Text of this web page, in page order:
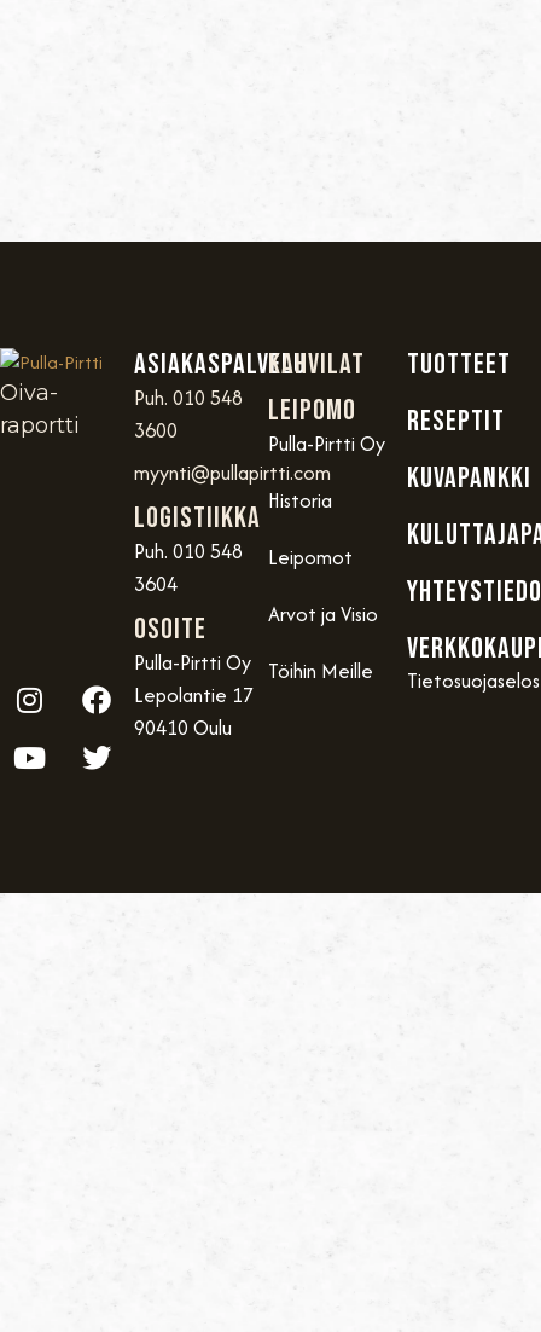
Oiva-
raportti
Asiakaspalvelu
Puh. 010 548
3600
myynti@pullapirtti.com
Logistiikka
Puh. 010 548
3604
OSOITE
Pulla-Pirtti Oy
Lepolantie 17
90410 Oulu
Kahvilat
Leipomo
Pulla-Pirtti Oy
Historia
Leipomot
Arvot ja Visio
Töihin Meille
TUOTTEET
RESEPTIT
KUVAPANKKI